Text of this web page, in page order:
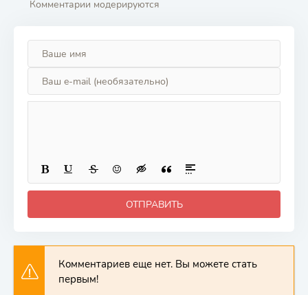
Комментарии модерируются
ОТПРАВИТЬ
Комментариев еще нет. Вы можете стать
первым!